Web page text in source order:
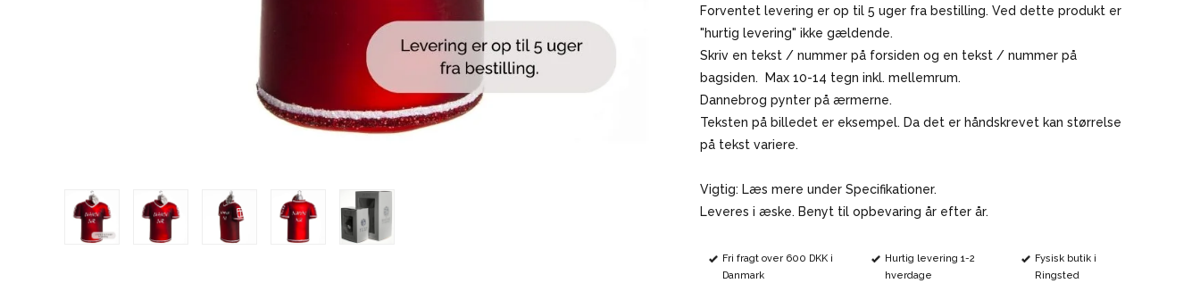
Forventet levering er op til 5 uger fra bestilling. Ved dette produkt er
"hurtig levering" ikke gældende.
Skriv en tekst / nummer på forsiden og en tekst / nummer på
bagsiden. Max 10-14 tegn inkl. mellemrum.
Dannebrog pynter på ærmerne.
Teksten på billedet er eksempel. Da det er håndskrevet kan størrelse
på tekst variere.
Vigtig: Læs mere under Specifikationer.
Leveres i æske. Benyt til opbevaring år efter år.
Fri fragt over 600 DKK i
Danmark
Hurtig levering 1-2
hverdage
Fysisk butik i
Ringsted